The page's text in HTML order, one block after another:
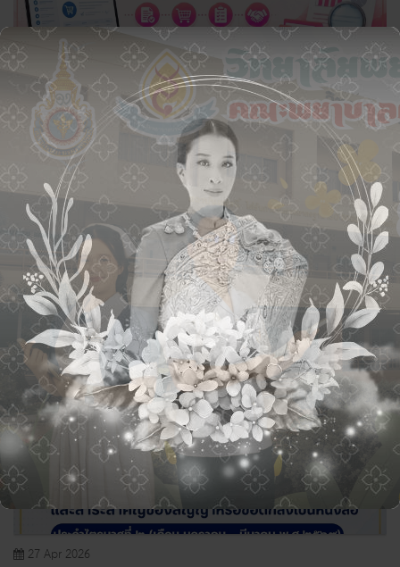
06 May 2026
การเผยแพร่ข้อมูลการจัดซื้อจัดจ้างในระบบ
อิเล็กทรอนิกส์(Electronic Government Procurement : E-GP)
อ่านเพิ่มเติม ดูทั้งหมด
30 Apr 2026
สรุปผลการดำเนินการจัดซื้อจัดจ้างในรอบเดือน เมษายน ๒๕๖๙
27 Apr 2026
×